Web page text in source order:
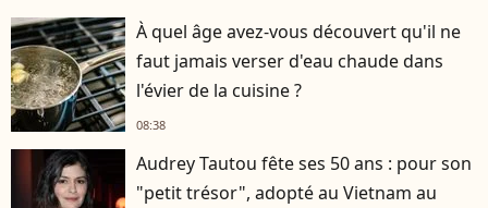
À quel âge avez-vous découvert qu'il ne
faut jamais verser d'eau chaude dans
l'évier de la cuisine ?
08:38
Audrey Tautou fête ses 50 ans : pour son
"petit trésor", adopté au Vietnam au